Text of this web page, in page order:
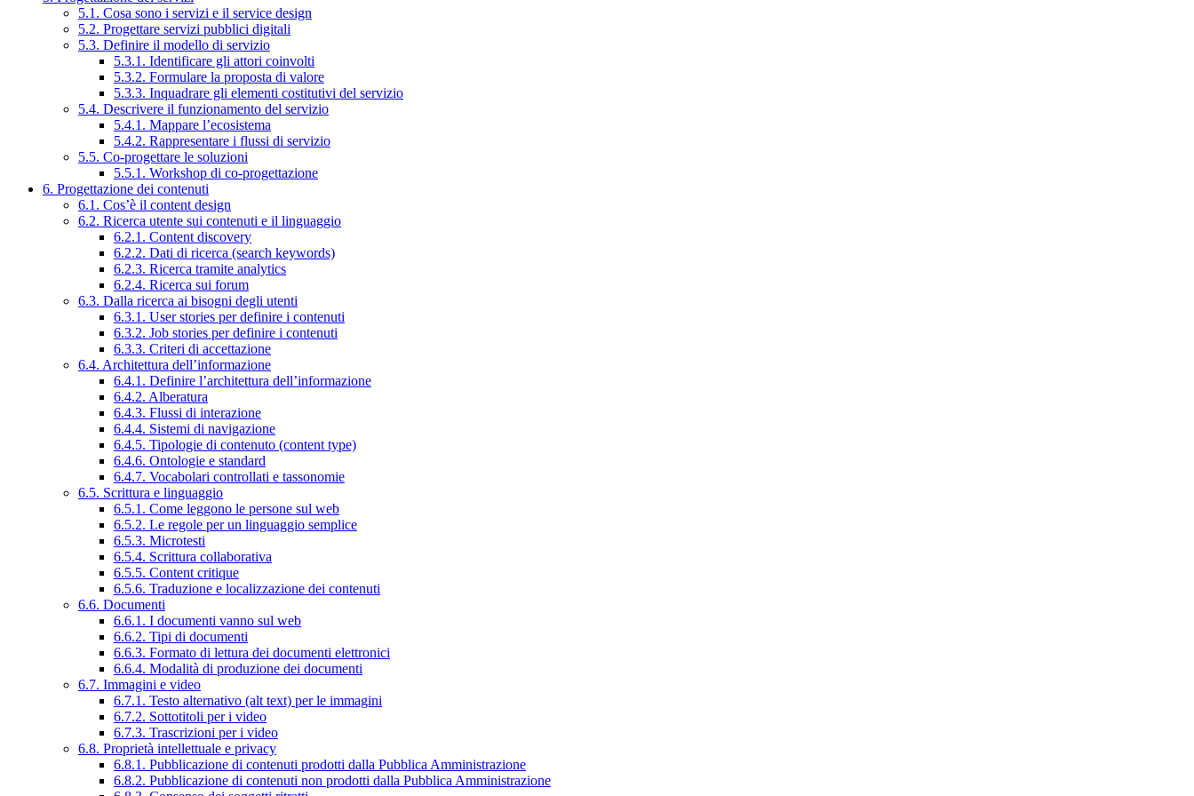
5.1. Cosa sono i servizi e il service design
5.2. Progettare servizi pubblici digitali
5.3. Definire il modello di servizio
5.3.1. Identificare gli attori coinvolti
5.3.2. Formulare la proposta di valore
5.3.3. Inquadrare gli elementi costitutivi del servizio
5.4. Descrivere il funzionamento del servizio
5.4.1. Mappare l’ecosistema
5.4.2. Rappresentare i flussi di servizio
5.5. Co-progettare le soluzioni
5.5.1. Workshop di co-progettazione
6. Progettazione dei contenuti
6.1. Cos’è il content design
6.2. Ricerca utente sui contenuti e il linguaggio
6.2.1. Content discovery
6.2.2. Dati di ricerca (search keywords)
6.2.3. Ricerca tramite analytics
6.2.4. Ricerca sui forum
6.3. Dalla ricerca ai bisogni degli utenti
6.3.1. User stories per definire i contenuti
6.3.2. Job stories per definire i contenuti
6.3.3. Criteri di accettazione
6.4. Architettura dell’informazione
6.4.1. Definire l’architettura dell’informazione
6.4.2. Alberatura
6.4.3. Flussi di interazione
6.4.4. Sistemi di navigazione
6.4.5. Tipologie di contenuto (content type)
6.4.6. Ontologie e standard
6.4.7. Vocabolari controllati e tassonomie
6.5. Scrittura e linguaggio
6.5.1. Come leggono le persone sul web
6.5.2. Le regole per un linguaggio semplice
6.5.3. Microtesti
6.5.4. Scrittura collaborativa
6.5.5. Content critique
6.5.6. Traduzione e localizzazione dei contenuti
6.6. Documenti
6.6.1. I documenti vanno sul web
6.6.2. Tipi di documenti
6.6.3. Formato di lettura dei documenti elettronici
6.6.4. Modalità di produzione dei documenti
6.7. Immagini e video
6.7.1. Testo alternativo (alt text) per le immagini
6.7.2. Sottotitoli per i video
6.7.3. Trascrizioni per i video
6.8. Proprietà intellettuale e privacy
6.8.1. Pubblicazione di contenuti prodotti dalla Pubblica Amministrazione
6.8.2. Pubblicazione di contenuti non prodotti dalla Pubblica Amministrazione